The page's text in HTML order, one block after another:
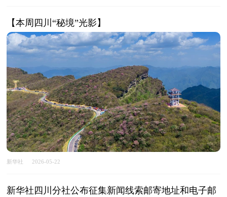
【本周四川“秘境”光影】
新华社 2026-05-22
新华社四川分社公布征集新闻线索邮寄地址和电子邮